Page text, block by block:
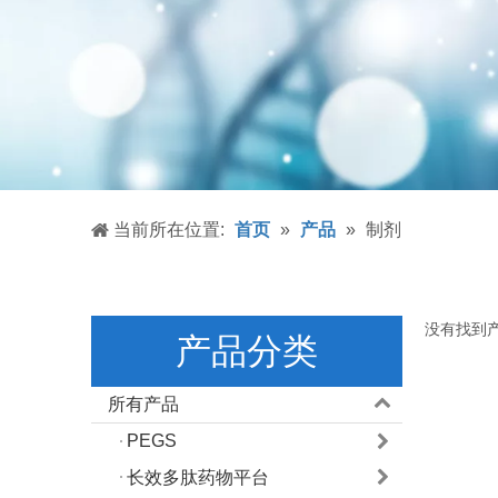
当前所在位置: 首页 » 产品 » 制剂
产品分类
所有产品
PEGS
长效多肽药物平台
没有找到